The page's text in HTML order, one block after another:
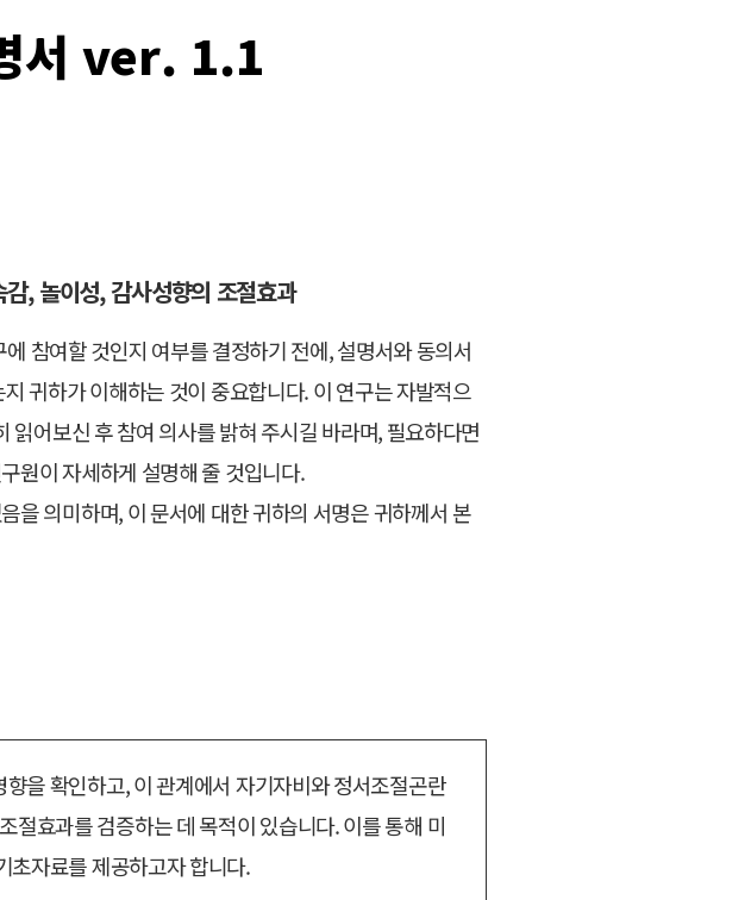
서 ver. 1.1
, 놀이성, 감사성향의 조절효과
참여할 것인지 여부를 결정하기 전에, 설명서와 동의서
귀하가 이해하는 것이 중요합니다. 이 연구는 자발적으
어보신 후 참여 의사를 밝혀 주시길 바라며, 필요하다면
원이 자세하게 설명해 줄 것입니다.
을 의미하며, 이 문서에 대한 귀하의 서명은 귀하께서 본
을 확인하고, 이 관계에서 자기자비와 정서조절곤란
절효과를 검증하는 데 목적이 있습니다. 이를 통해 미
초자료를 제공하고자 합니다.